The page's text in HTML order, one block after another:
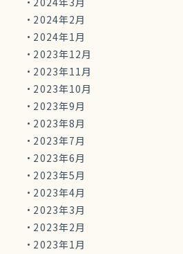
2024年2月
2024年1月
2023年12月
2023年11月
2023年10月
2023年9月
2023年8月
2023年7月
2023年6月
2023年5月
2023年4月
2023年3月
2023年2月
2023年1月